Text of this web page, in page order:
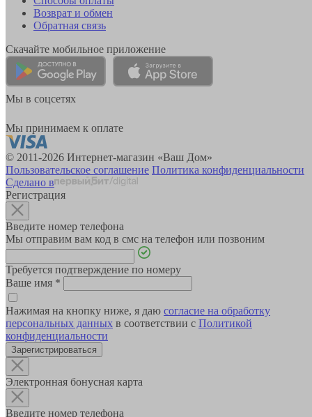
Возврат и обмен
Обратная связь
Скачайте мобильное приложение
Мы в соцсетях
Мы принимаем к оплате
© 2011-2026 Интернет-магазин «Ваш Дом»
Пользовательское соглашение Политика конфиденциальности
Сделано в
Регистрация
Введите номер телефона
Мы отправим вам код в смс на телефон или позвоним
Требуется подтверждение по номеру
Ваше имя *
Нажимая на кнопку ниже, я даю согласие на обработку
персональных данных в соответствии с Политикой
конфиденциальности
Зарегистрироваться
Электронная бонусная карта
Введите номер телефона